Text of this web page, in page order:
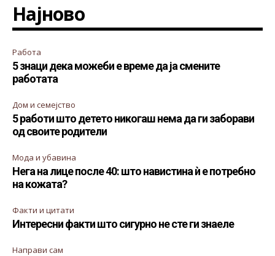
Најново
Работа
5 знаци дека можеби е време да ја смените
работата
Дом и семејство
5 работи што детето никогаш нема да ги заборави
од своите родители
Мода и убавина
Нега на лице после 40: што навистина ѝ е потребно
на кожата?
Факти и цитати
Интересни факти што сигурно не сте ги знаеле
Направи сам